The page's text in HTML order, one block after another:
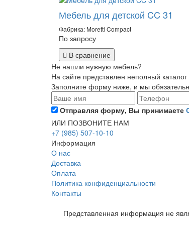
Мебель для детской CC 31
Фабрика: Moretti Compact
По запросу
В сравнение
Не нашли нужную мебель?
На сайте представлен неполный каталог
Заполните форму ниже, и мы
Отправляя форму, Вы принимаете
ИЛИ ПОЗВОНИТЕ НАМ
+7 (985) 507-10-10
Информация
О нас
Доставка
Оплата
Политика конфиденциальности
Контакты
Представленная информация не